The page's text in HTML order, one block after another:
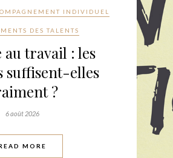
entreprise : les
de
levier oublié
collective